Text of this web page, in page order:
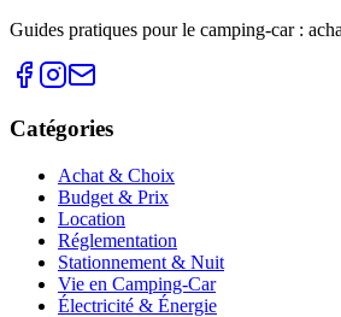
Guides pratiques pour le camping-car :
Catégories
Achat & Choix
Budget & Prix
Location
Réglementation
Stationnement & Nuit
Vie en Camping-Car
Électricité & Énergie